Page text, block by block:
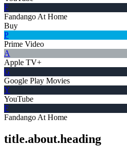
F
Fandango At Home
Buy
P
Prime Video
A
Apple TV+
G
Google Play Movies
Y
YouTube
F
Fandango At Home
title.about.heading